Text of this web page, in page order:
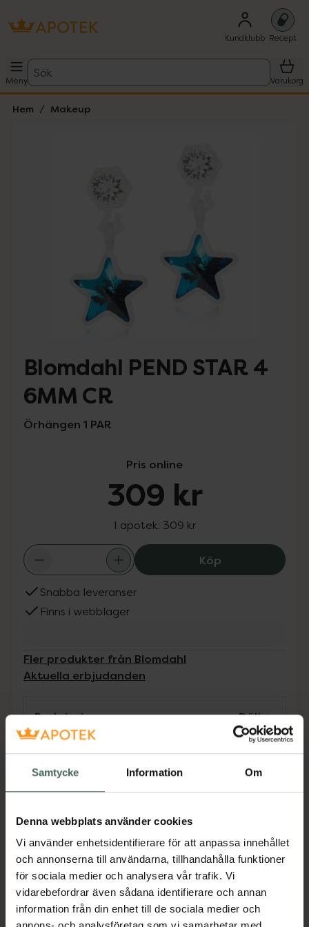
Samtycke Information Om
Denna webbplats använder cookies
Vi använder enhetsidentifierare för att anpassa innehållet
och annonserna till användarna, tillhandahålla funktioner
för sociala medier och analysera vår trafik. Vi
vidarebefordrar även sådana identifierare och annan
information från din enhet till de sociala medier och
Kundklubb Recept
Meny
Sök
Varukorg
Hem Makeup
Lista: . Innehåller 1 objekt.
Blomdahl PEND STAR 4
6MM CR
Örhängen 1 PAR
Pris online
309 kr
I apotek: 309 kr
Köp
Snabba leveranser
Finns i webblager
Fler produkter från Blomdahl
Aktuella erbjudanden
Beskrivning Dölj
Hudvänliga örhängen från Blomdahl
Örhängen utvecklade i samråd med
hudläkare, i ren medicinsk plast med
som förvarar smycket hygieniskt tills du
öppnar förpackningen. Etiketten fungerar som
ett sigill. Smyckena är tillverkade i Sverige,
under fullständig kontroll och dokumentation.
Jämförpris 309 kr/par
07330981512388